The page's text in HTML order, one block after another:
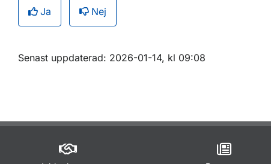
Ja Nej
Om sidan
Senast uppdaterad: 2026-01-14, kl 09:08